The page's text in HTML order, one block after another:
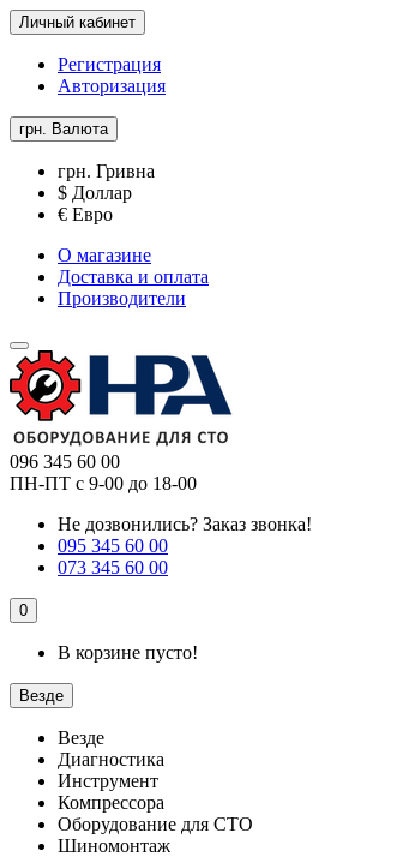
Личный кабинет
Регистрация
Авторизация
грн. Валюта
грн. Гривна
$ Доллар
€ Евро
О магазине
Доставка и оплата
Производители
096 345 60 00
ПН-ПТ с 9-00 до 18-00
Не дозвонились? Заказ звонка!
095 345 60 00
073 345 60 00
0
В корзине пусто!
Везде
Везде
Диагностика
Инструмент
Компрессора
Оборудование для СТО
Шиномонтаж